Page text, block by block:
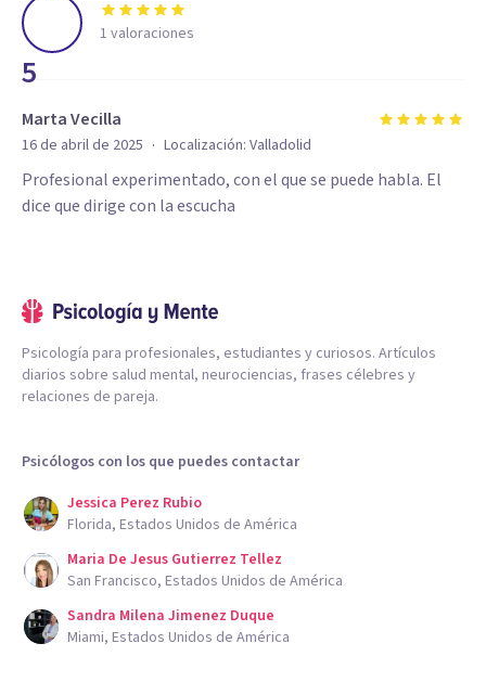
5
1 valoraciones
Marta Vecilla
16 de abril de 2025 · Localización: Valladolid
Profesional experimentado, con el que se puede habla. El
dice que dirige con la escucha
Psicología para profesionales, estudiantes y curiosos. Artículos
diarios sobre salud mental, neurociencias, frases célebres y
relaciones de pareja.
Psicólogos con los que puedes contactar
Jessica Perez Rubio
Florida, Estados Unidos de América
Maria De Jesus Gutierrez Tellez
San Francisco, Estados Unidos de América
Sandra Milena Jimenez Duque
Miami, Estados Unidos de América